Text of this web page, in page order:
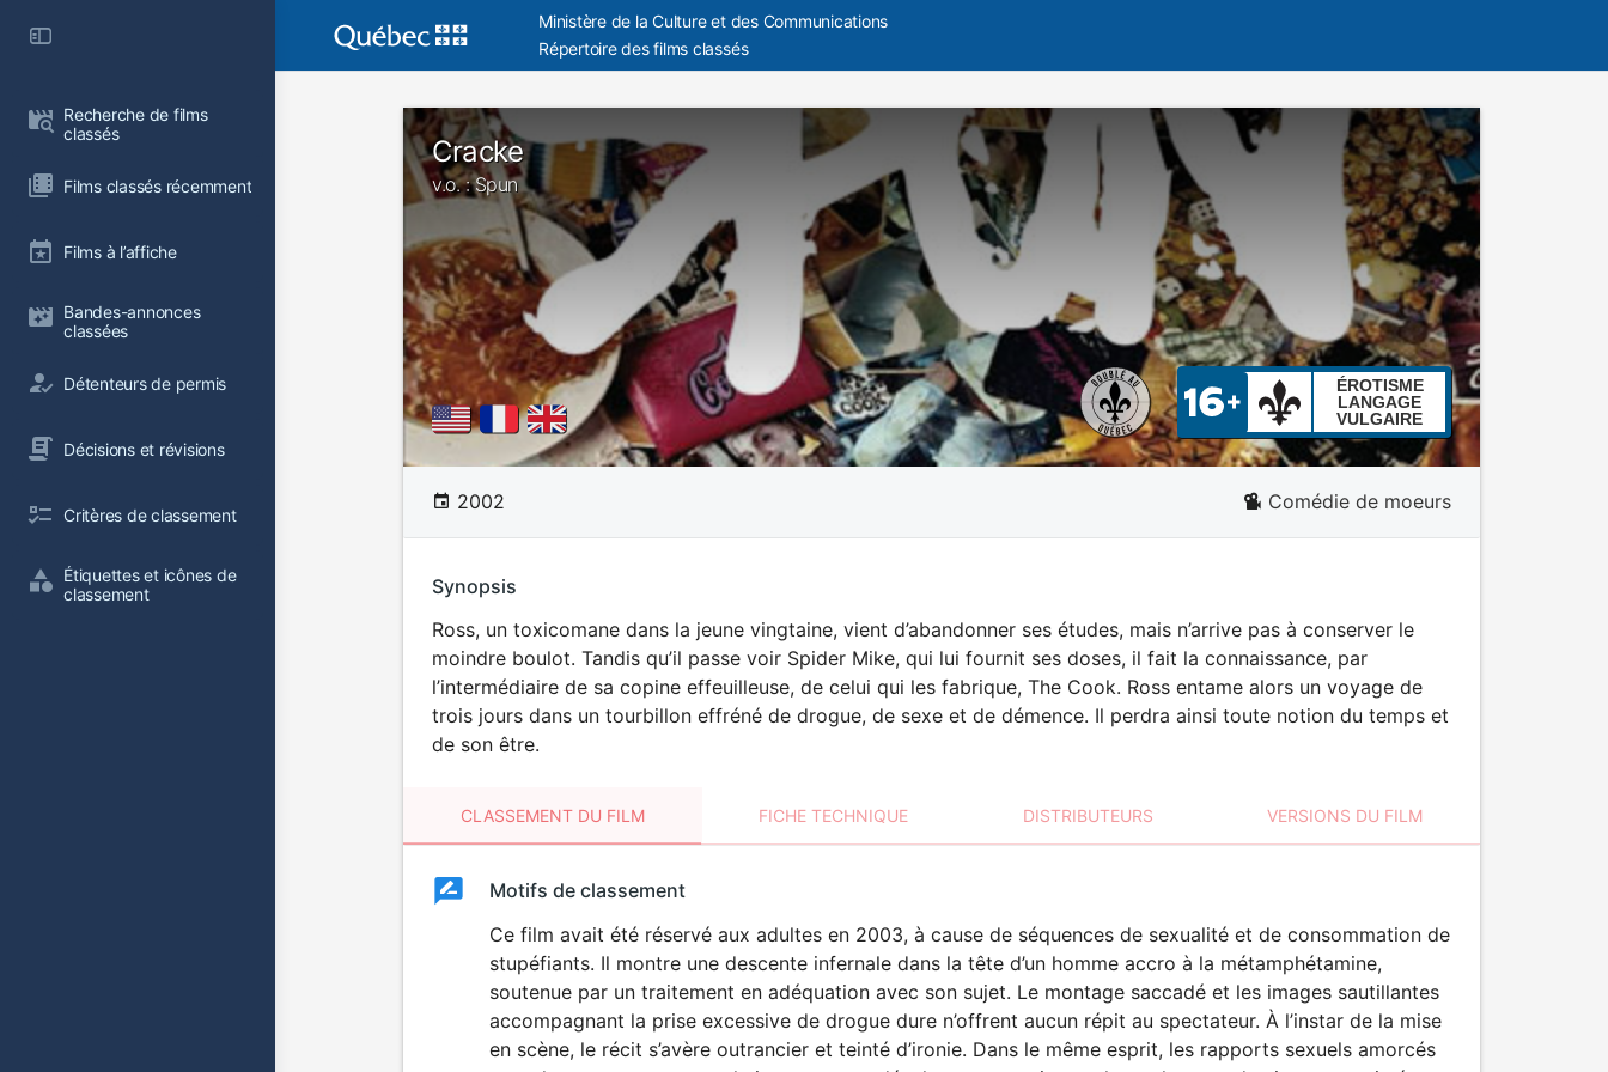
Recherche de films
classés
Films classés récemment
Films à l’affiche
Bandes-annonces
classées
Détenteurs de permis
Décisions et révisions
Critères de classement
Étiquettes et icônes de
classement
Ministère de la Culture et des Communications
Répertoire des films classés
Cracke
v.o. : Spun
ÉROTISME
LANGAGE
VULGAIRE
2002 Comédie de moeurs
Synopsis
Ross, un toxicomane dans la jeune vingtaine, vient d’abandonner ses études, mais n’arrive pas à conserver le
moindre boulot. Tandis qu’il passe voir Spider Mike, qui lui fournit ses doses, il fait la connaissance, par
l’intermédiaire de sa copine effeuilleuse, de celui qui les fabrique, The Cook. Ross entame alors un voyage de
trois jours dans un tourbillon effréné de drogue, de sexe et de démence. Il perdra ainsi toute notion du temps et
de son être.
CLASSEMENT DU FILM FICHE TECHNIQUE DISTRIBUTEURS VERSIONS DU FILM
ClassementClassement
ÉROTISME
LANGAGE
VULGAIRE
Motifs de classement
Ce film avait été réservé aux adultes en 2003, à cause de séquences de sexualité et de consommation de
stupéfiants. Il montre une descente infernale dans la tête d’un homme accro à la métamphétamine,
soutenue par un traitement en adéquation avec son sujet. Le montage saccadé et les images sautillantes
accompagnant la prise excessive de drogue dure n’offrent aucun répit au spectateur. À l’instar de la mise
en scène, le récit s’avère outrancier et teinté d’ironie. Dans le même esprit, les rapports sexuels amorcés